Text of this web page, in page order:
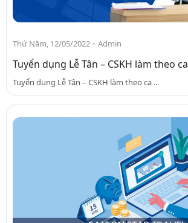
Thứ Năm, 12/05/2022 - Admin
Tuyển dụng Lễ Tân – CSKH làm theo ca
Tuyển dụng Lễ Tân – CSKH làm theo ca ...